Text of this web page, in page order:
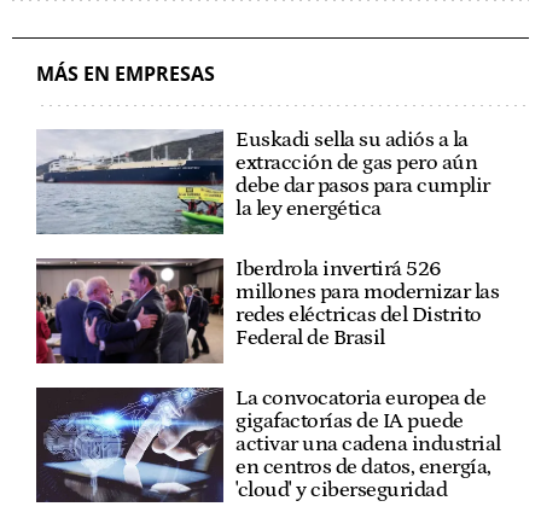
MÁS EN EMPRESAS
Euskadi sella su adiós a la
extracción de gas pero aún
debe dar pasos para cumplir
la ley energética
Iberdrola invertirá 526
millones para modernizar las
redes eléctricas del Distrito
Federal de Brasil
La convocatoria europea de
gigafactorías de IA puede
activar una cadena industrial
en centros de datos, energía,
'cloud' y ciberseguridad